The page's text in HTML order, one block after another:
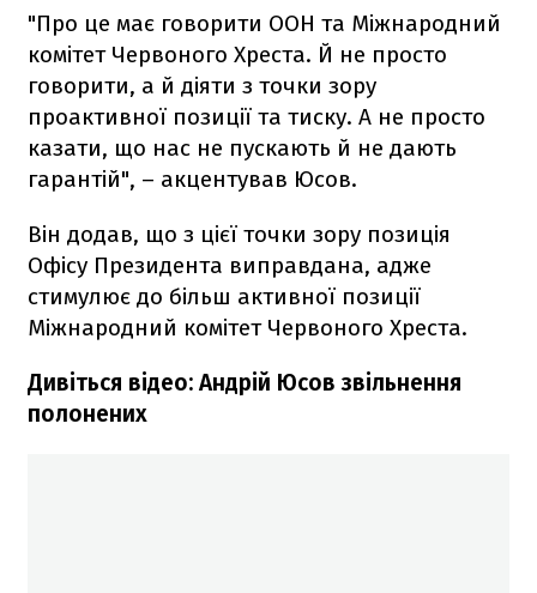
"Про це має говорити ООН та Міжнародний
комітет Червоного Хреста. Й не просто
говорити, а й діяти з точки зору
проактивної позиції та тиску. А не просто
казати, що нас не пускають й не дають
гарантій", – акцентував Юсов.
Він додав, що з цієї точки зору позиція
Офісу Президента виправдана, адже
стимулює до більш активної позиції
Міжнародний комітет Червоного Хреста.
Дивіться відео: Андрій Юсов звільнення
полонених